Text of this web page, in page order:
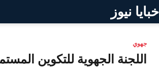
خبايا نيوز
جهوي
اللجنة الجهوية للتكوين